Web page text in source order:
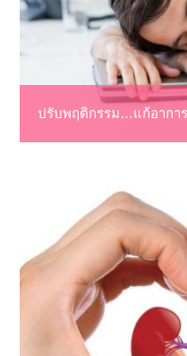
ปรับพฤติกรรม…แก้อากา